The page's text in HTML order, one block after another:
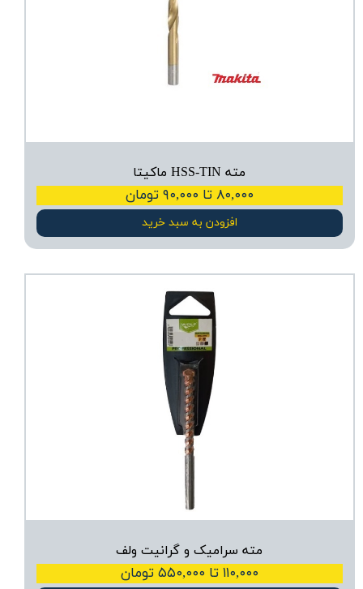
مته HSS-TIN ماکیتا
۸۰,۰۰۰ تا ۹۰,۰۰۰ تومان
افزودن به سبد خرید
مته سرامیک و گرانیت ولف
۱۱۰,۰۰۰ تا ۵۵۰,۰۰۰ تومان